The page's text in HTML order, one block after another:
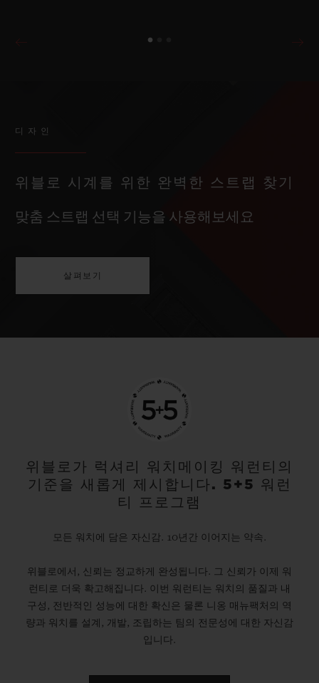
디자인
위블로 시계를 위한 완벽한 스트랩 찾기
맞춤 스트랩 선택 기능을 사용해보세요
살펴보기
위블로가 럭셔리 워치메이킹 워런티의
기준을 새롭게 제시합니다. 5+5 워런
티 프로그램
모든 워치에 담은 자신감. 10년간 이어지는 약속.
위블로에서, 신뢰는 정교하게 완성됩니다. 그 신뢰가 이제 워
런티로 더욱 확고해집니다. 이번 워런티는 워치의 품질과 내
구성, 전반적인 성능에 대한 확신은 물론 니옹 매뉴팩처의 역
량과 워치를 설계, 개발, 조립하는 팀의 전문성에 대한 자신감
입니다.